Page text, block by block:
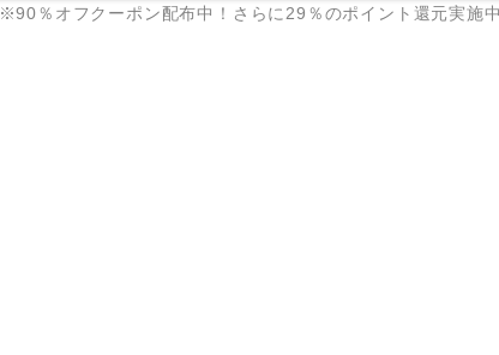
※90％オフクーポン配布中！さらに29％のポイント還元実施中